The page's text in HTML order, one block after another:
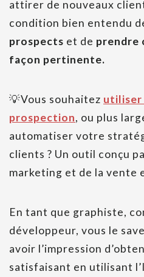
attirer de nouveaux
condition bien entendu
prospects et de prendre
façon pertinente.
💡Vous souhaitez utiliser
prospection, ou plus
automatiser votre
clients ? Un outil conçu
marketing et de la vente
En tant que graphiste,
développeur, vous le
avoir l’impression
satisfaisant en utilisant